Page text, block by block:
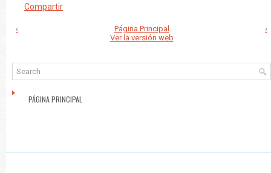
Compartir
‹ ›
Página Principal
Ver la versión web
PÁGINA PRINCIPAL